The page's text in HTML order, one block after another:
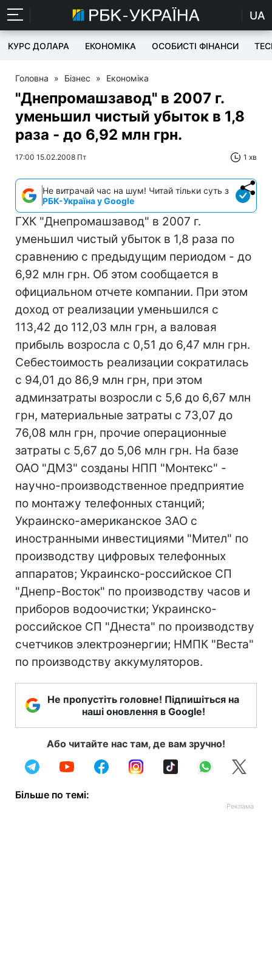
UA
КУРС ДОЛАРА ЕКОНОМІКА ОСОБИСТІ ФІНАНСИ
Головна » Бізнес » Економіка
"Днепромашзавод" в 2007 г.
уменьшил чистый убыток в 1,8
раза - до 6,92 млн грн.
17:00 15.02.2008 Пт 1 хв
Не витрачай час на шум! Читай тільки суть з
РБК-Україна у Google
ГХК "Днепромашзавод" в 2007 г.
уменьшил чистый убыток в 1,8 раза по
сравнению с предыдущим периодом - до
6,92 млн грн. Об этом сообщается в
официальном отчете компании. При этом
доход от реализации уменьшился с
113,42 до 112,03 млн грн, а валовая
прибыль возросла с 0,51 до 6,47 млн грн.
Себестоимость реализации сократилась
с 94,01 до 86,9 млн грн, при этом
админзатраты возросли с 5,6 до 6,67 млн
грн, материальные затраты с 73,07 до
76,08 млн грн, прочие операционные
затраты с 5,67 до 5,06 млн грн. На базе
ОАО "ДМЗ" созданы НПП "Монтекс" -
научно-производственное предприятие
по монтажу телефонных станций;
Украинско-американское ЗАО с
иностранными инвестициями "Мител" по
производству цифровых телефонных
аппаратов; Украинско-российское СП
"Днепр-Восток" по производству часов и
приборов водоочистки; Украинско-
российское СП "Днеста" по производству
счетчиков электроэнергии; НМПК "Веста"
по производству аккумуляторов.
Не пропустіть головне! Підпишіться на
наші оновлення в Google!
Або читайте нас там, де вам зручно!
Більше по темі: